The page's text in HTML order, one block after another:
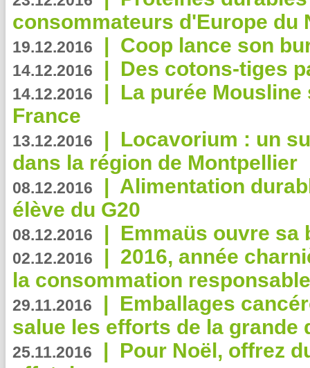
consommateurs d'Europe du
19.12.2016 | Coop lance son
14.12.2016 | Des cotons-tiges
14.12.2016 | La purée
France
13.12.2016 | Locavorium : un
dans la région de Montpellier
08.12.2016 | Alimentation
élève du G20
08.12.2016 | Emmaüs ouvre sa
02.12.2016 | 2016, année
la consommation
29.11.2016 | Emballages
salue les efforts de la grande
25.11.2016 | Pour Noël, offrez